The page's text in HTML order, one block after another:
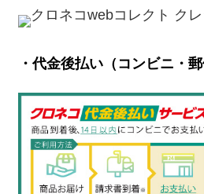
・代金後払い（コンビニ・郵